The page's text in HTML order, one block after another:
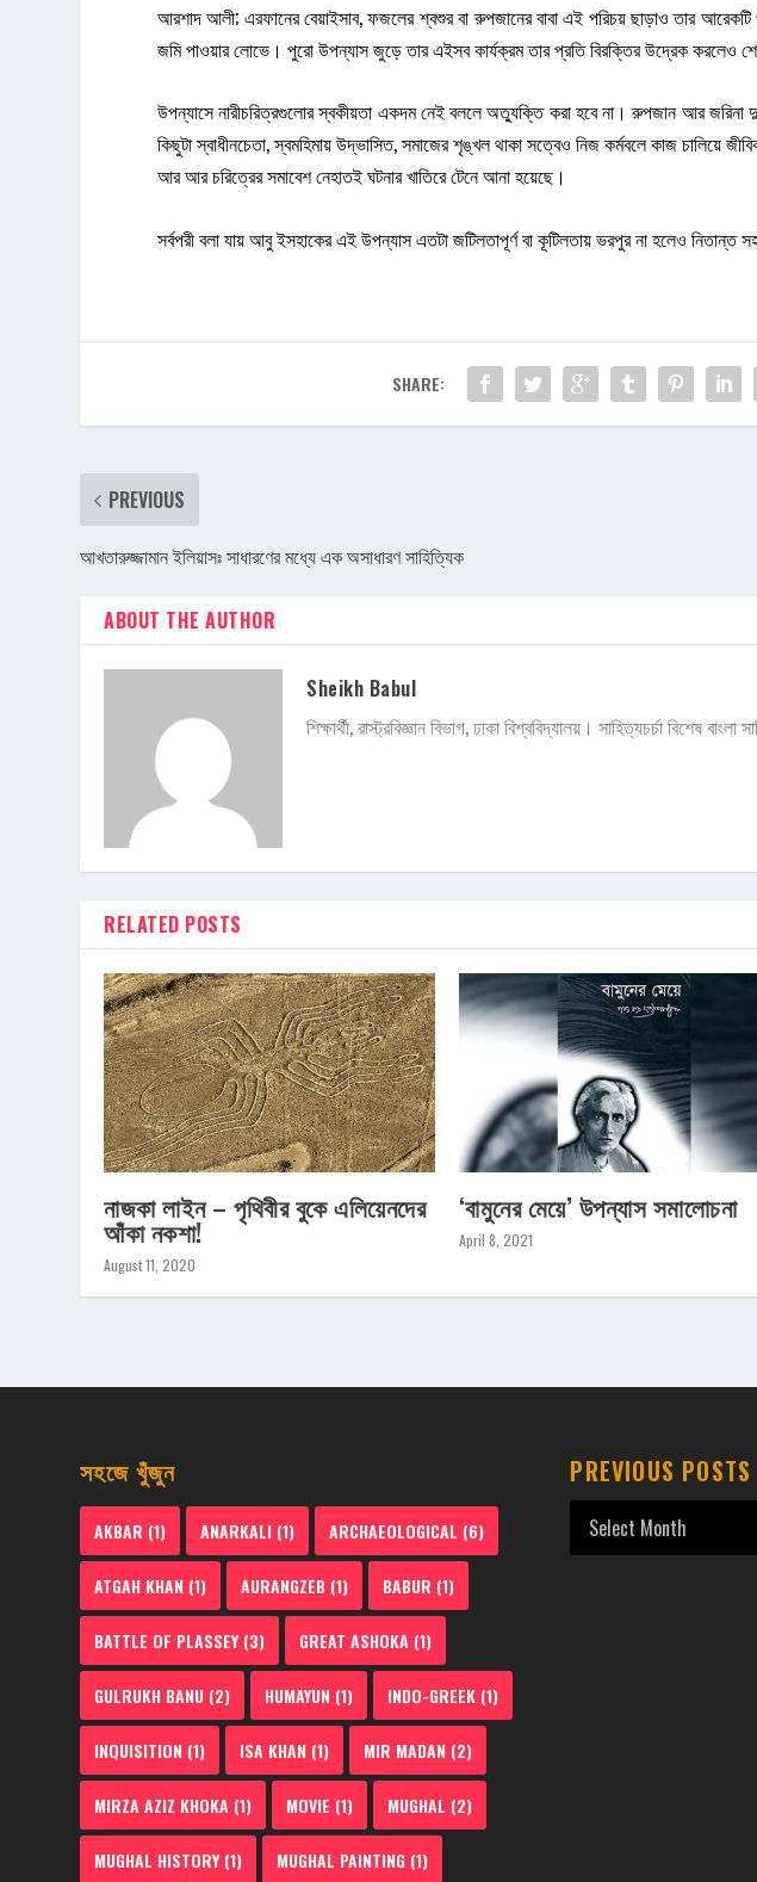
আরশাদ আলী; এরফানের বেয়াইসাব, ফজলের শ্বশুর বা রুপজানের বাবা এই পরিচয় ছাড়াও তার
জমি পাওয়ার লোভে। পুরো উপন্যাস জুড়ে তার এইসব কার্যক্রম তার প্রতি বিরক্তির উদ্রেক করলেও
উপন্যাসে নারীচরিত্রগুলোর স্বকীয়তা একদম নেই বললে অত্যুক্তি করা হবে না। রুপজান আর জরিনা
কিছুটা স্বাধীনচেতা, স্বমহিমায় উদ্ভাসিত, সমাজের শৃঙ্খল থাকা সত্বেও নিজ কর্মবলে কাজ চালিয়ে
আর আর চরিত্রের সমাবেশ নেহাতই ঘটনার খাতিরে টেনে আনা হয়েছে।
সর্বপরী বলা যায় আবু ইসহাকের এই উপন্যাস এতটা জটিলতাপূর্ণ বা কূটিলতায় ভরপুর না হলেও
SHARE:
PREVIOUS
আখতারুজ্জামান ইলিয়াসঃ সাধারণের মধ্যে এক অসাধারণ সাহিত্যিক
ABOUT THE AUTHOR
Sheikh Babul
শিক্ষার্থী, রাস্ট্রবিজ্ঞান বিভাগ, ঢাকা বিশ্ববিদ্যালয়। সাহিত্যচর্চা বিশেষ
RELATED POSTS
নাজকা লাইন – পৃথিবীর বুকে এলিয়েনদের
আঁকা নকশা!
August 11, 2020
‘বামুনের মেয়ে’ উপন্যাস সমালোচনা
April 8, 2021
সহজে খুঁজুন
AKBAR (1) ANARKALI (1) ARCHAEOLOGICAL (6)
ATGAH KHAN (1) AURANGZEB (1) BABUR (1)
BATTLE OF PLASSEY(3) GREAT ASHOKA (1)
GULRUKH BANU (2) HUMAYUN (1) INDO-GREEK (1)
INQUISITION (1) ISA KHAN (1) MIR MADAN (2)
MIRZA AZIZ KHOKA (1) MOVIE (1) MUGHAL (2)
MUGHAL HISTORY(1) MUGHAL PAINTING (1)
PREVIOUS POSTS